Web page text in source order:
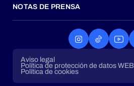
NOTAS DE PRENSA
Aviso legal
Política de protección de datos WEB
Política de cookies